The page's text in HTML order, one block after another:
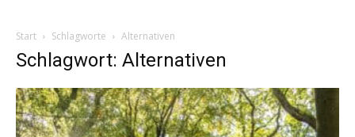
Start Schlagworte Alternativen
Schlagwort: Alternativen